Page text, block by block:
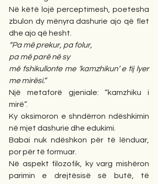
Në këtë lojë perceptimesh, poetesha
zbulon dy mënyra dashurie ajo që flet
dhe ajo që hesht.
“Pa më prekur, pa folur,
pa më parë në sy
më fshikullonte me ‘kamzhikun’ e tij lyer
me mirësi.”
Një metaforë gjeniale: “kamzhiku i
mirë”.
Ky oksimoron e shndërron ndëshkimin
në mjet dashurie dhe edukimi.
Babai nuk ndëshkon për të lënduar,
por për të formuar.
Në aspekt filozofik, ky varg mishëron
parimin e drejtësisë së butë, të